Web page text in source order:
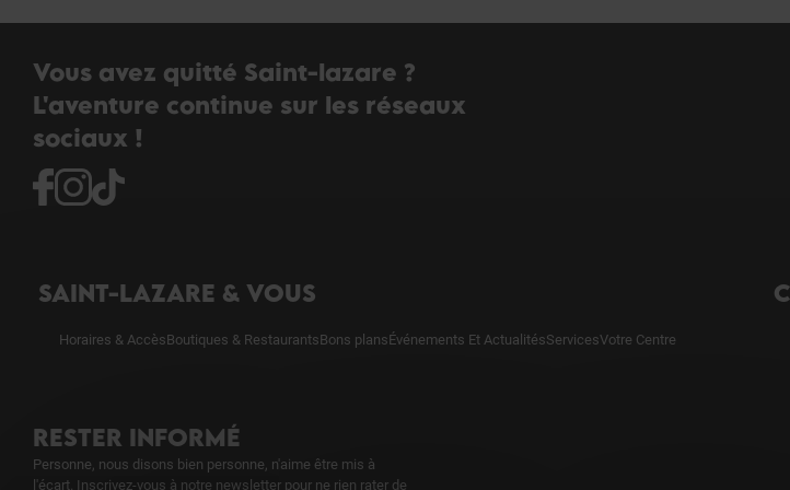
Vous avez quitté Saint-lazare ?
L'aventure continue sur les réseaux
sociaux !
SAINT-LAZARE & VOUS
Horaires & AccèsBoutiques & RestaurantsBons plansÉvénements Et ActualitésServicesVotre Centre
RESTER INFORMÉ
Personne, nous disons bien personne, n'aime être mis à
l'écart. Inscrivez-vous à notre newsletter pour ne rien rater de